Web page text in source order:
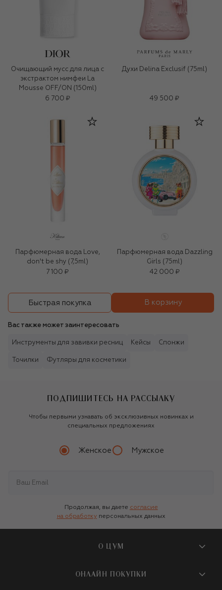
Очищающий мусс для лица с
экстрактом нимфеи La
Mousse OFF/ON (150ml)
6 700 ₽
Духи Delina Exclusif (75ml)
49 500 ₽
Парфюмерная вода Love,
don't be shy (7,5ml)
7 100 ₽
Парфюмерная вода Dazzling
Girls (75ml)
42 000 ₽
Быстрая покупка В корзину
Вас также может заинтересовать
Инструменты для завивки ресниц Кейсы Спонжи
Точилки Футляры для косметики
ПОДПИШИТЕСЬ НА РАССЫЛКУ
Чтобы первыми узнавать об эксклюзивных новинках и
специальных предложениях
Женское Мужское
Продолжая, вы даете согласие
на обработку персональных данных
О ЦУМ
О магазине
ОНЛАЙН ПОКУПКИ